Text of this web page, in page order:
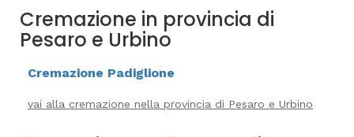
Cremazione in provincia di
Pesaro e Urbino
Cremazione Padiglione
vai alla cremazione nella provincia di Pesaro e Urbino